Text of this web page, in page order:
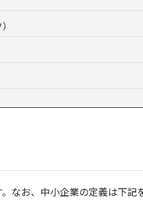
なお、中小企業の定義は下記